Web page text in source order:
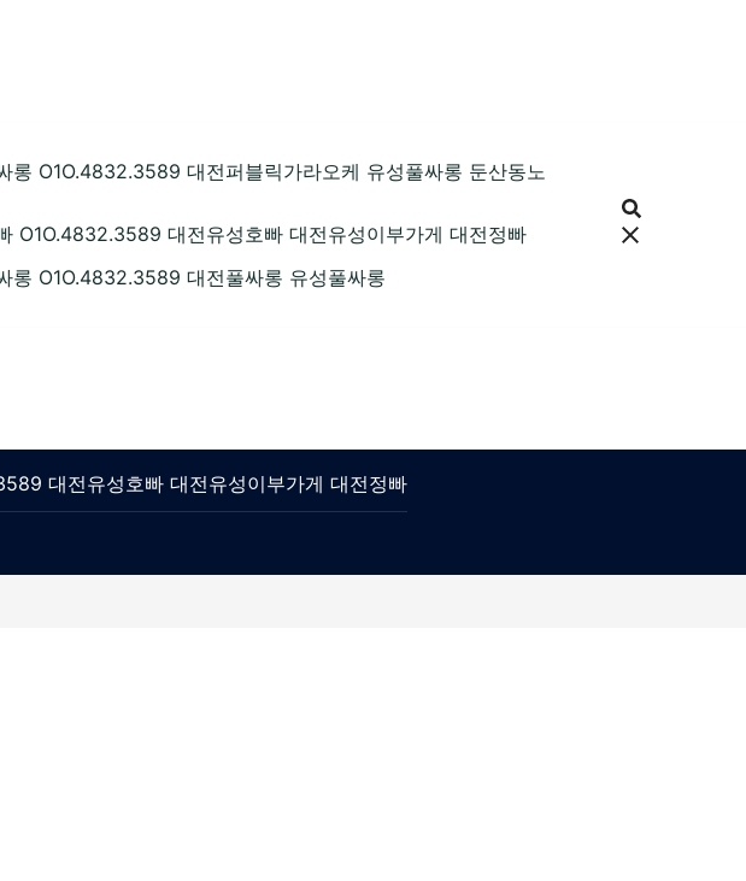
롱 O1O.4832.3589 대전퍼블릭가라오케 유성풀싸롱 둔산동노
O1O.4832.3589 대전유성호빠 대전유성이부가게 대전정빠
롱 O1O.4832.3589 대전풀싸롱 유성풀싸롱
대전유성호빠 대전유성이부가게 대전정빠